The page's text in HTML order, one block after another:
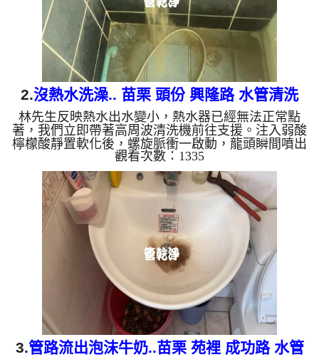
2.沒熱水洗澡.. 苗栗 頭份 興隆路 水管清洗
林先生反映熱水出水變小，熱水器已經無法正常點
著，我們立即帶著高周波清洗機前往支援。注入弱酸
檸檬酸靜置軟化後，螺旋脈衝一啟動，龍頭瞬間噴出
鐵銹水！經過兩小時努力，熱水出水量終於恢復清澈
與強勁，。 為什麼水管需要定期「大掃除」？ 單靠
水壓帶不走管壁陳年汙垢。不同的水質顏色，反映了
不同的居家隱患： 棕色（鐵鏽）： 管線老化徵兆。
黑色（氧化錳）： 常見於地下水源。 綠色（銅
綠）： 銅合金接頭氧化。 乳白（生物膜）： 細菌黏
液滋生的...
觀看次數：1335
3.管路流出泡沫牛奶..苗栗 苑裡 成功路 水管